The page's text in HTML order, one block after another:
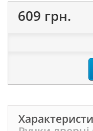
609 грн.